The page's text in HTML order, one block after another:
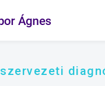
szervezeti